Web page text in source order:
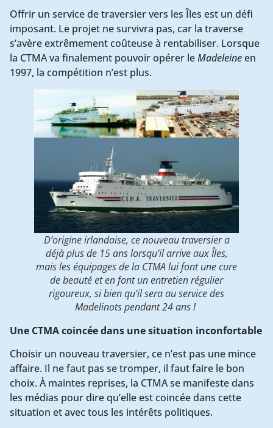
Offrir un service de traversier vers les Îles est un défi
imposant. Le projet ne survivra pas, car la traverse
s’avère extrêmement coûteuse à rentabiliser. Lorsque
la CTMA va finalement pouvoir opérer leMadeleineen
1997, la compétition n’est plus.
D’origine irlandaise, ce nouveau traversier a
déjà plus de 15 ans lorsqu’il arrive aux Îles,
mais les équipages de la CTMA lui font une cure
de beauté et en font un entretien régulier
rigoureux, si bien qu’il sera au service des
Madelinots pendant 24 ans !
Une CTMA coincée dans une situation inconfortable
Choisir un nouveau traversier, ce n’est pas une mince
affaire. Il ne faut pas se tromper, il faut faire le bon
choix. À maintes reprises, la CTMA se manifeste dans
les médias pour dire qu’elle est coincée dans cette
situation et avec tous les intérêts politiques.